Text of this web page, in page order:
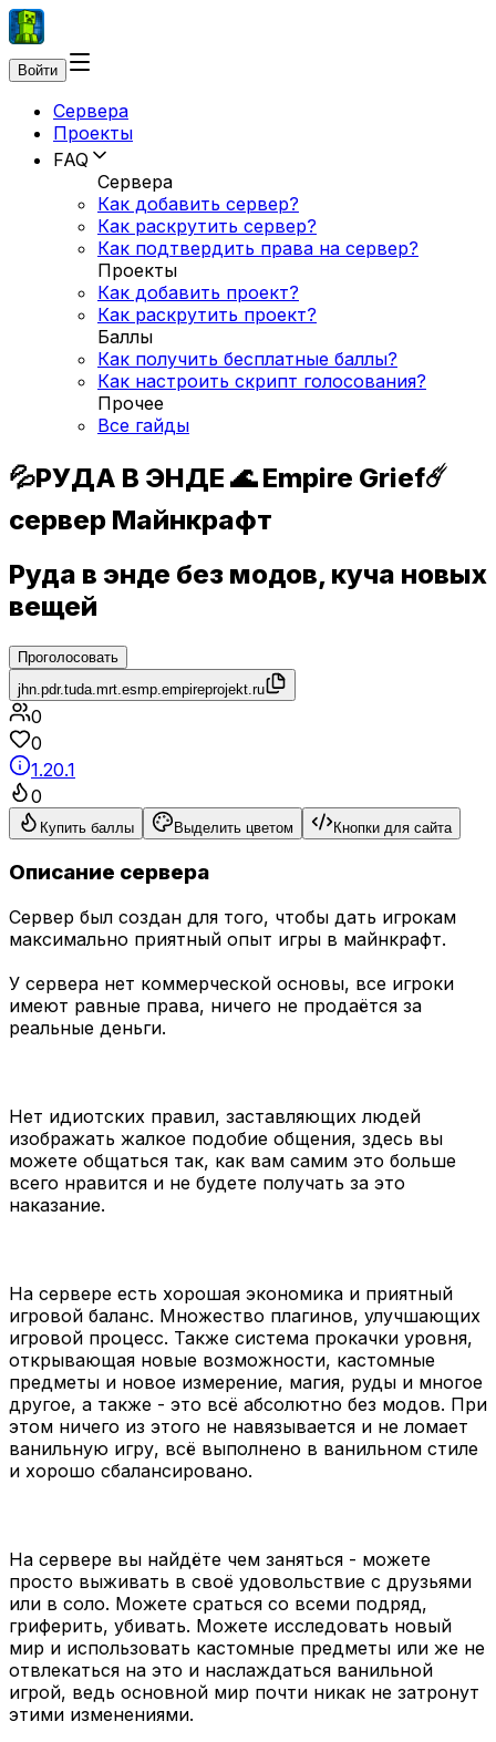
Войти
Сервера
Проекты
FAQ
Сервера
Как добавить сервер?
Как раскрутить сервер?
Как подтвердить права на сервер?
Проекты
Как добавить проект?
Как раскрутить проект?
Баллы
Как получить бесплатные баллы?
Как настроить скрипт голосования?
Прочее
Все гайды
💦РУДА В ЭНДЕ 🌊 Empire Grief☄️
сервер Майнкрафт
Руда в энде без модов, куча новых
вещей
Проголосовать
jhn.pdr.tuda.mrt.esmp.empireprojekt.ru
0
0
1.20.1
0
Купить баллы Выделить цветом Кнопки для сайта
Описание сервера
Сервер был создан для того, чтобы дать игрокам
максимально приятный опыт игры в майнкрафт.
У сервера нет коммерческой основы, все игроки
имеют равные права, ничего не продаётся за
реальные деньги.
Нет идиотских правил, заставляющих людей
изображать жалкое подобие общения, здесь вы
можете общаться так, как вам самим это больше
всего нравится и не будете получать за это
наказание.
На сервере есть хорошая экономика и приятный
игровой баланс. Множество плагинов, улучшающих
игровой процесс. Также система прокачки уровня,
открывающая новые возможности, кастомные
предметы и новое измерение, магия, руды и многое
другое, а также - это всё абсолютно без модов. При
этом ничего из этого не навязывается и не ломает
ванильную игру, всё выполнено в ванильном стиле
и хорошо сбалансировано.
На сервере вы найдёте чем заняться - можете
просто выживать в своё удовольствие с друзьями
или в соло. Можете сраться со всеми подряд,
гриферить, убивать. Можете исследовать новый
мир и использовать кастомные предметы или же не
отвлекаться на это и наслаждаться ванильной
игрой, ведь основной мир почти никак не затронут
этими изменениями.